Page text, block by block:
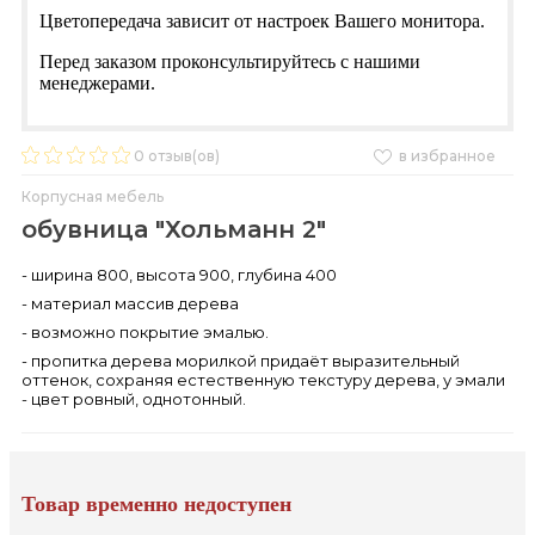
Цветопередача зависит от настроек Вашего монитора.
Перед заказом проконсультируйтесь с нашими
менеджерами.
- ширина 800, высота 900, глубина 400
- материал массив дерева
- возможно покрытие эмалью.
- пропитка дерева морилкой придаёт выразительный
оттенок, сохраняя естественную текстуру дерева, у эмали
- цвет ровный, однотонный.
0 отзыв(ов) в избранное
Корпусная мебель
обувница "Хольманн 2"
Товар временно недоступен